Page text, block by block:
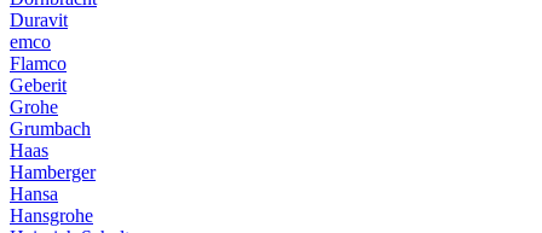
Duravit
emco
Flamco
Geberit
Grohe
Grumbach
Haas
Hamberger
Hansa
Hansgrohe